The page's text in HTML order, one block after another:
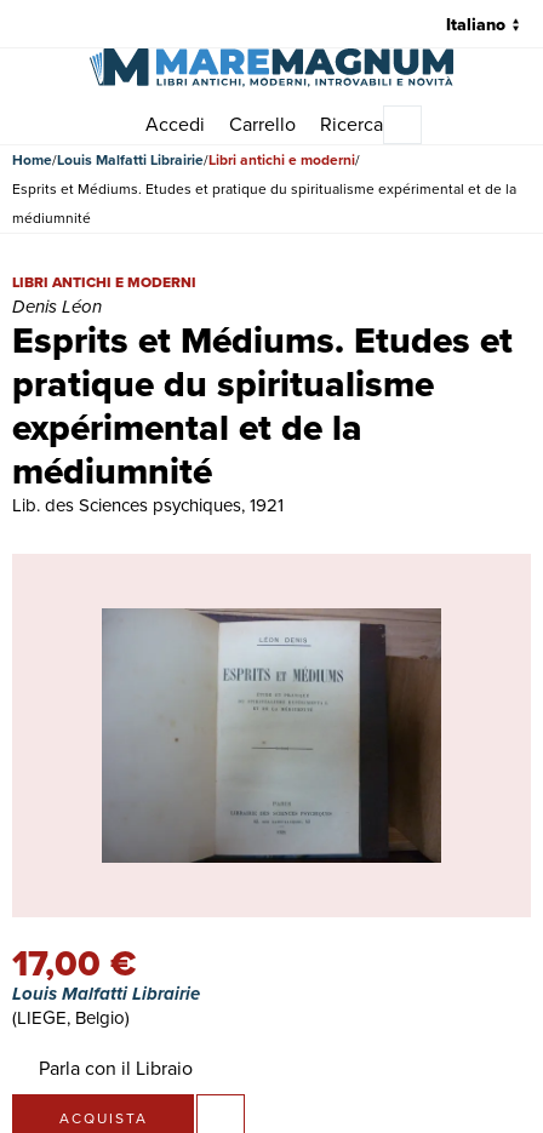
Accedi Carrello Ricerca
Home Louis Malfatti Librairie Libri antichi e moderni
Esprits et Médiums. Etudes et pratique du spiritualisme expérimental et de la
médiumnité
Esprits et Médiums. Etudes et
pratique du spiritualisme
expérimental et de la
médiumnité
Esprits et Médiums. Etudes et pratique du spiritualisme
LIBRI ANTICHI E MODERNI
Denis Léon
Lib. des Sciences psychiques, 1921
17,00 €
Louis Malfatti Librairie
(LIEGE, Belgio)
Parla con il Libraio
ACQUISTA